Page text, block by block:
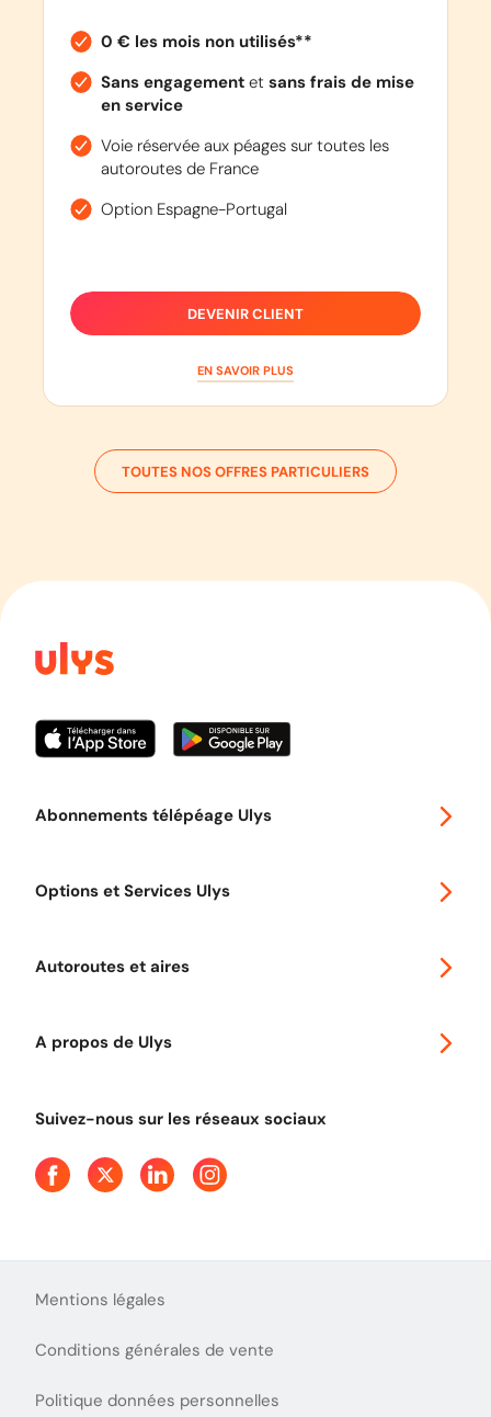
0 € les mois non utilisés**
Sans engagementet sans frais de mise
en service
Voie réservée aux péages sur toutes les
autoroutes de France
Option Espagne-Portugal
DEVENIR CLIENT
EN SAVOIR PLUS
TOUTES NOS OFFRES PARTICULIERS
Abonnements télépéage Ulys
Options et Services Ulys
Autoroutes et aires
A propos de Ulys
Presse
Suivez-nous sur les réseaux sociaux
Mentions légales
Conditions générales de vente
Politique données personnelles